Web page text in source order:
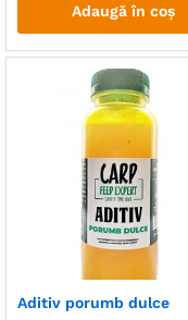
Adaugă în coș
Aditiv porumb dulce